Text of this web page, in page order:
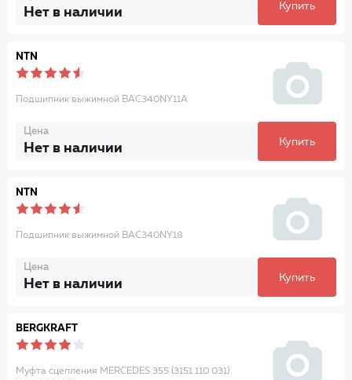
Нет в наличии Купить
NTN
Подшипник выжимной BAC340NY11A
Цена
Нет в наличии Купить
NTN
Подшипник выжимной BAC340NY18
Цена
Нет в наличии Купить
BERGKRAFT
Муфта сцепления MERCEDES 355 (3151 110 031)